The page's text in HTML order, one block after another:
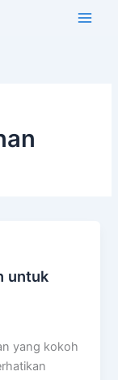
untuk
yang kokoh